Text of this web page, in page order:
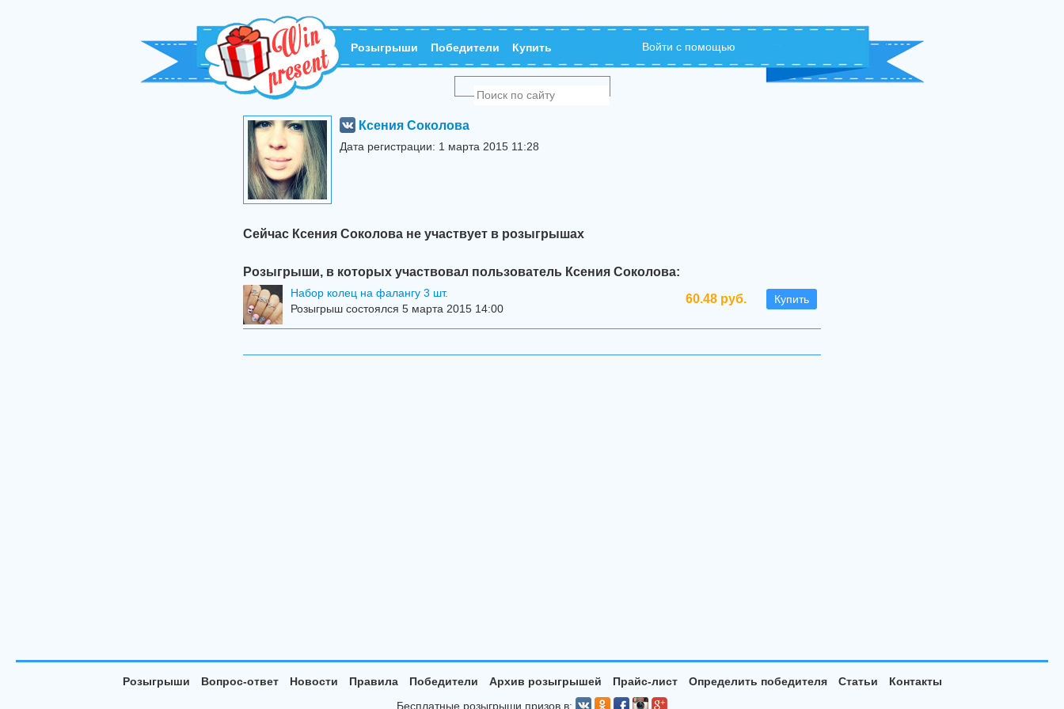
Розыгрыши Победители Купить Войти с помощью
Ксения Соколова
Дата регистрации: 1 марта 2015 11:28
Сейчас Ксения Соколова не участвует в розыгрышах
Розыгрыши, в которых участвовал пользователь Ксения Соколова:
60.48 руб. Купить
Набор колец на фалангу 3 шт.
Розыгрыш состоялся 5 марта 2015 14:00
Розыгрыши Вопрос-ответ Новости Правила Победители Архив розыгрышей Прайс-лист Определить победителя Статьи
Контакты
Бесплатные розыгрыши призов в: